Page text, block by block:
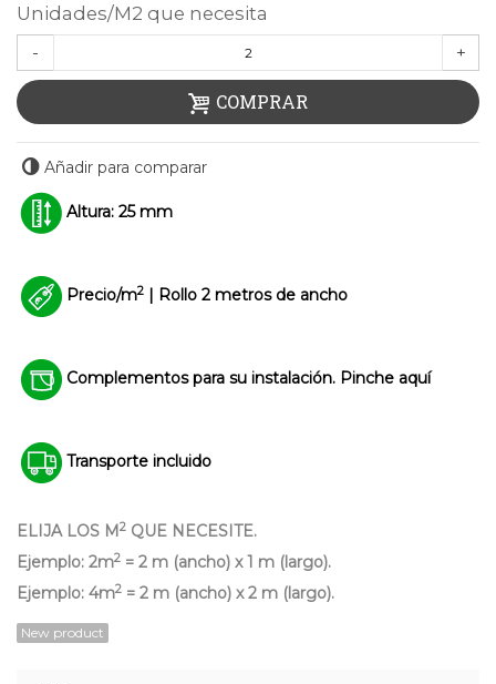
Unidades/M2 que necesita
- +
COMPRAR
Añadir para comparar
Altura: 25 mm
Precio/m2 | Rollo 2 metros de ancho
Complementos para su instalación. Pinche aquí
Transporte incluido
ELIJA LOS M2 QUE NECESITE.
Ejemplo: 2m2 = 2 m (ancho) x 1 m (largo).
Ejemplo: 4m2 = 2 m (ancho) x 2 m (largo).
New product